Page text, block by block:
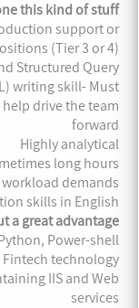
this kind of stuff?
support or
(Tier 3 or 4)
Structured Query
writing skill- Must
drive the team
forward
Highly analytical
long hours
workload demands
skills in English
a great advantage
Power-shell
technology
IIS and Web
services